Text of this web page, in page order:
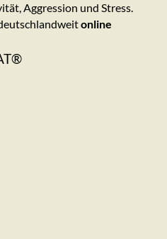
Aggression und Stress.
online